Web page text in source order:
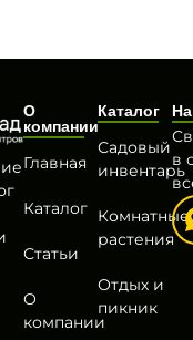
О
компании
Главная
Каталог
Статьи
О
компании
Каталог
Садовый
инвентарь
Комнатные
растения
Отдых и
пикник
в